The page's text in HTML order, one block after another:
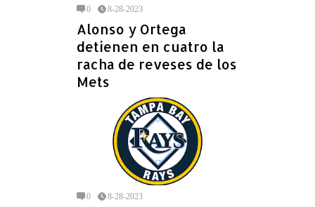
0 8-28-2023
Alonso y Ortega
detienen en cuatro la
racha de reveses de los
Mets
0 8-28-2023